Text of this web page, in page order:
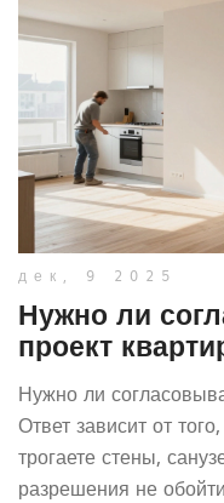
дек, 9 2025
Нужно ли
проект
обязательно,
обойтись без
Нужно ли
Ответ зависит от
трогаете стены,
разрешения не